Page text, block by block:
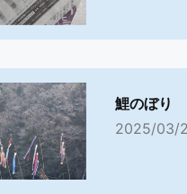
鯉のぼり
2025/03/